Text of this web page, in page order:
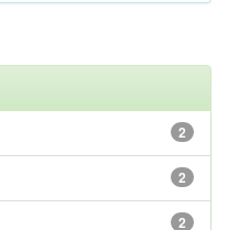
2
2
2